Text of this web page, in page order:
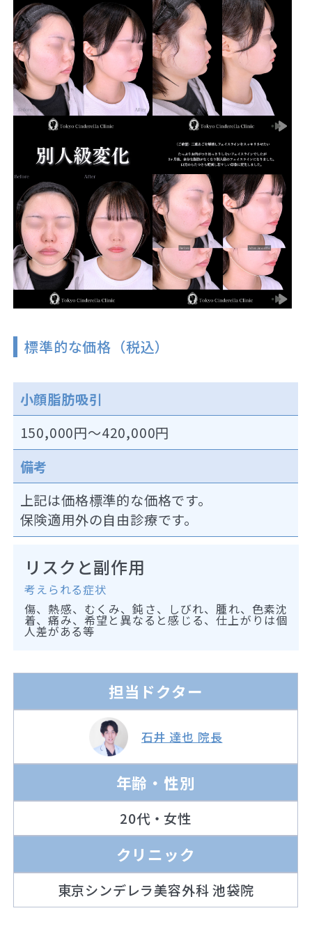
標準的な価格（税込）
小顔脂肪吸引
150,000円～420,000円
備考
上記は価格標準的な価格です。
保険適用外の自由診療です。
リスクと副作用
考えられる症状
傷、熱感、むくみ、鈍さ、しびれ、腫れ、色素沈
着、痛み、希望と異なると感じる、仕上がりは個
人差がある等
担当ドクター
石井 達也 院長
年齢・性別
20代・女性
クリニック
東京シンデレラ美容外科 池袋院